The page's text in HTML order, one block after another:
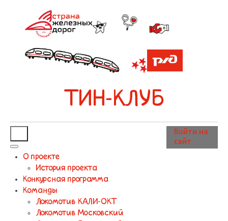
ТИН-КЛУБ
О проекте
История проекта
Конкурсная программа
Команды
Локомотив КАЛИ-ОКТ
Локомотив Московский
Войти на
сайт